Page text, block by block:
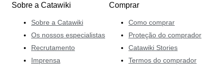
Sobre a Catawiki
Sobre a Catawiki
Os nossos especialistas
Recrutamento
Imprensa
Comprar
Como comprar
Proteção do comprador
Catawiki Stories
Termos do comprador